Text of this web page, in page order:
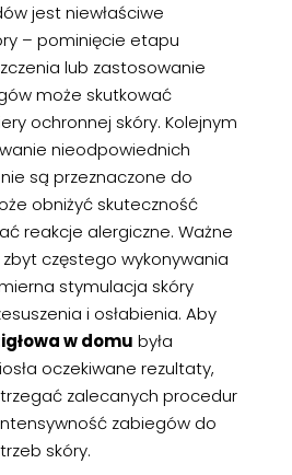
jest niewłaściwe
– pominięcie etapu
lub zastosowanie
może skutkować
ochronnej skóry. Kolejnym
nieodpowiednich
są przeznaczone do
obniżyć skuteczność
reakcje alergiczne. Ważne
częstego wykonywania
stymulacja skóry
i osłabienia. Aby
w domu była
oczekiwane rezultaty,
zalecanych procedur
zabiegów do
skóry.